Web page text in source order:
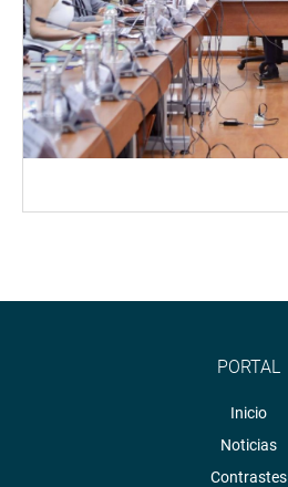
PORTAL
Inicio
Noticias
Contrastes